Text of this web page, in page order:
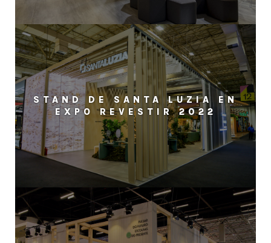
STAND DE SANTA LUZIA EN
EXPO REVESTIR 2022